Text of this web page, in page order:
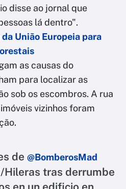
disse ao jornal que
lá dentro".
União Europeia para
as causas do
para localizar as
sob os escombros. A rua
vizinhos foram
de @BomberosMad
Hileras tras derrumbe